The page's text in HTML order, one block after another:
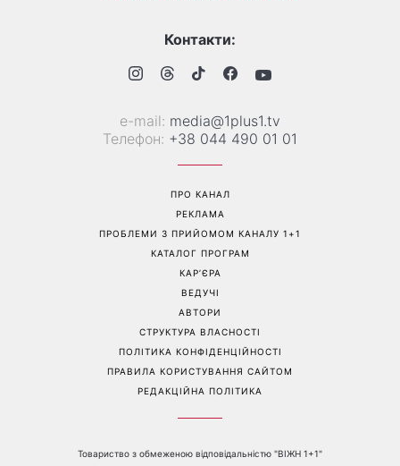
Контакти:
е-mail: media@1plus1.tv
Телефон: +38 044 490 01 01
ПРО КАНАЛ
РЕКЛАМА
ПРОБЛЕМИ З ПРИЙОМОМ КАНАЛУ 1+1
КАТАЛОГ ПРОГРАМ
КАР’ЄРА
ВЕДУЧІ
АВТОРИ
СТРУКТУРА ВЛАСНОСТІ
ПОЛІТИКА КОНФІДЕНЦІЙНОСТІ
ПРАВИЛА КОРИСТУВАННЯ САЙТОМ
РЕДАКЦІЙНА ПОЛІТИКА
Товариство з обмеженою відповідальністю "ВІЖН 1+1"